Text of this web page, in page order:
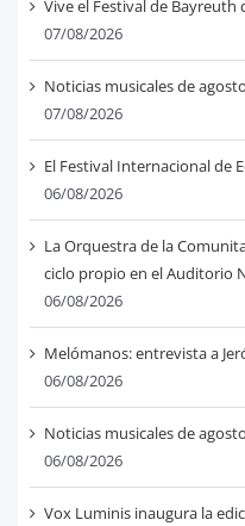
Vive el Festival de Bayreuth
07/08/2026
Noticias musicales de
07/08/2026
El Festival Internacional de
06/08/2026
La Orquestra de la
ciclo propio en el Auditorio
06/08/2026
Melómanos: entrevista a
06/08/2026
Noticias musicales de
06/08/2026
Vox Luminis inaugura la